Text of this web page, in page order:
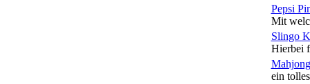
Pepsi
Mit
Slingo
Hierbei
ein